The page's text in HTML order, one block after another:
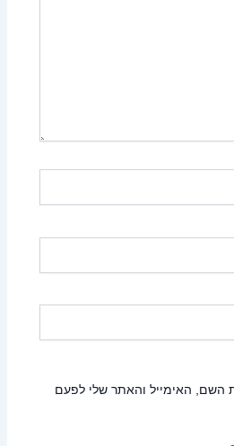
השם, האימייל והאתר שלי לפעם